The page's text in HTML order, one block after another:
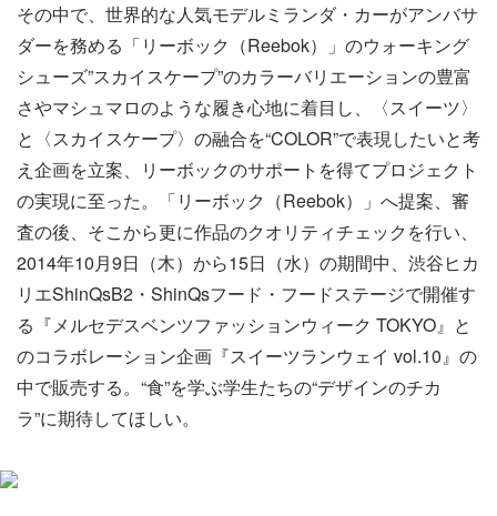
その中で、世界的な人気モデルミランダ・カーがアンバサ
ダーを務める「リーボック（Reebok）」のウォーキング
シューズ”スカイスケープ”のカラーバリエーションの豊富
さやマシュマロのような履き心地に着目し、〈スイーツ〉
と〈スカイスケープ〉の融合を“COLOR”で表現したいと考
え企画を立案、リーボックのサポートを得てプロジェクト
の実現に至った。「リーボック（Reebok）」へ提案、審
査の後、そこから更に作品のクオリティチェックを行い、
2014年10月9日（木）から15日（水）の期間中、渋谷ヒカ
リエShinQsB2・ShinQsフード・フードステージで開催す
る『メルセデスベンツファッションウィーク TOKYO』と
のコラボレーション企画『スイーツランウェイ vol.10』の
中で販売する。“食”を学ぶ学生たちの“デザインのチカ
ラ”に期待してほしい。